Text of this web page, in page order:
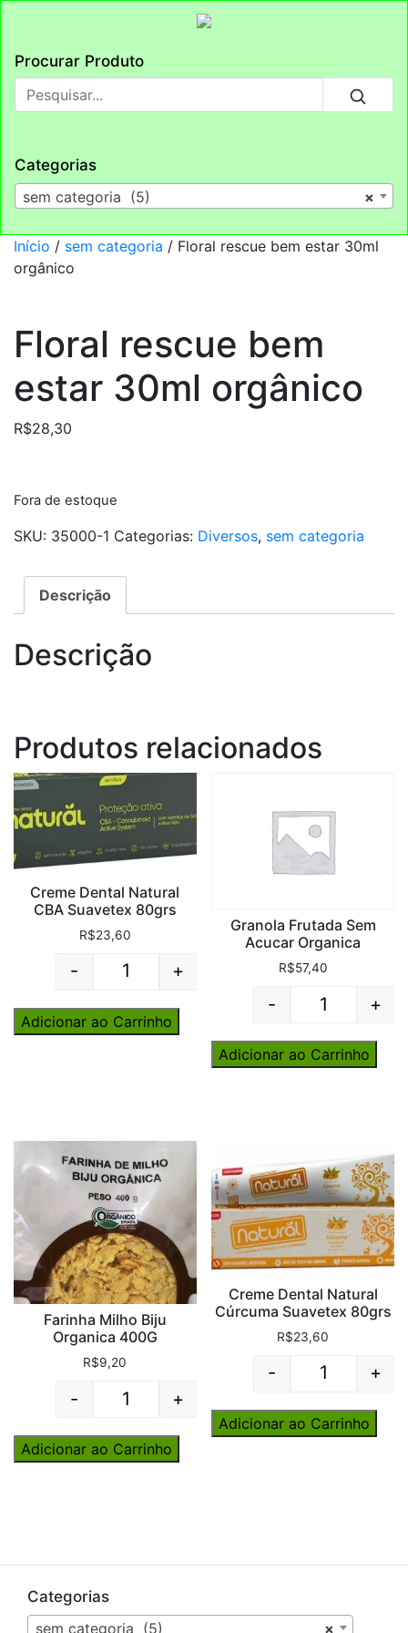
Procurar Produto
Categorias
×
sem categoria (5)
Início / sem categoria / Floral rescue bem estar 30ml
orgânico
Floral rescue bem
estar 30ml orgânico
R$28,30
Fora de estoque
SKU: 35000-1 Categorias: Diversos, sem categoria
Descrição
Descrição
Produtos relacionados
Creme Dental Natural
CBA Suavetex 80grs
R$23,60
Quantity
- +
Adicionar ao Carrinho
Granola Frutada Sem
Acucar Organica
R$57,40
Quantity
- +
Adicionar ao Carrinho
Farinha Milho Biju
Organica 400G
R$9,20
Quantity
- +
Adicionar ao Carrinho
Creme Dental Natural
Cúrcuma Suavetex 80grs
R$23,60
Quantity
- +
Adicionar ao Carrinho
Categorias
×
sem categoria (5)